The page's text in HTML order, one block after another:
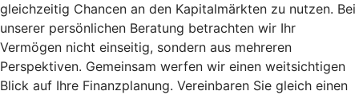
gleichzeitig Chancen an den Kapitalmärkten zu nutzen. Bei
unserer persönlichen Beratung betrachten wir Ihr
Vermögen nicht einseitig, sondern aus mehreren
Perspektiven. Gemeinsam werfen wir einen weitsichtigen
Blick auf Ihre Finanzplanung. Vereinbaren Sie gleich einen